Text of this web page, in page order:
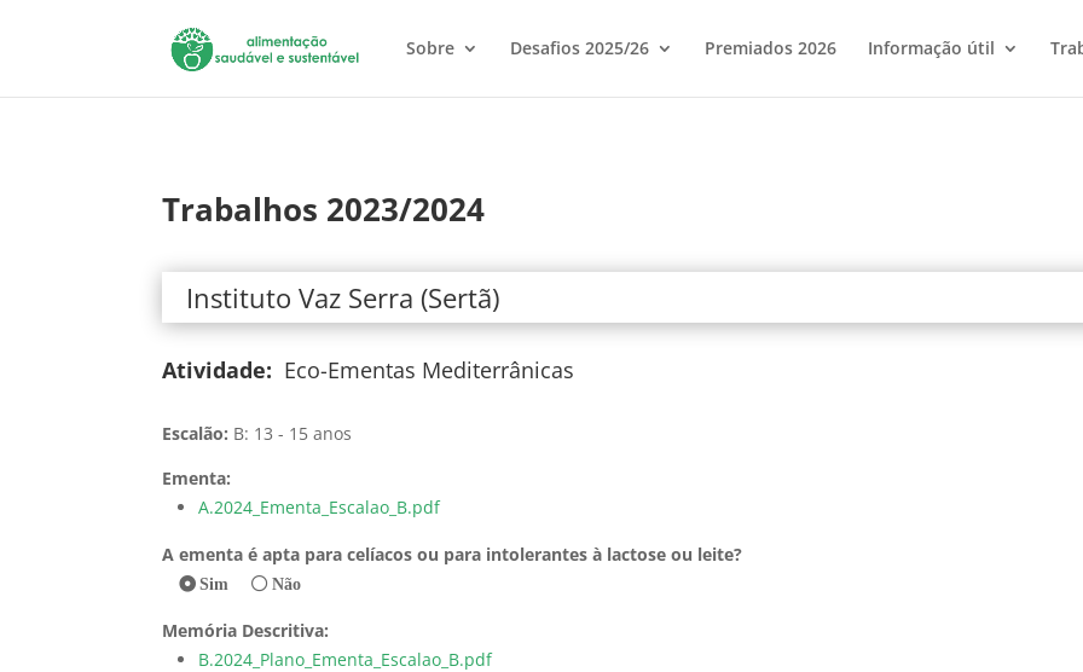
Sobre Desafios 2025/26 Premiados 2026 Informação útil
Trabalhos 2023/2024
Instituto Vaz Serra (Sertã)
Atividade: Eco-Ementas Mediterrânicas
Escalão: B: 13 - 15 anos
Ementa:
A.2024_Ementa_Escalao_B.pdf
A ementa é apta para celíacos ou para intolerantes à lactose ou leite?
Sim Não
Memória Descritiva:
B.2024_Plano_Ementa_Escalao_B.pdf